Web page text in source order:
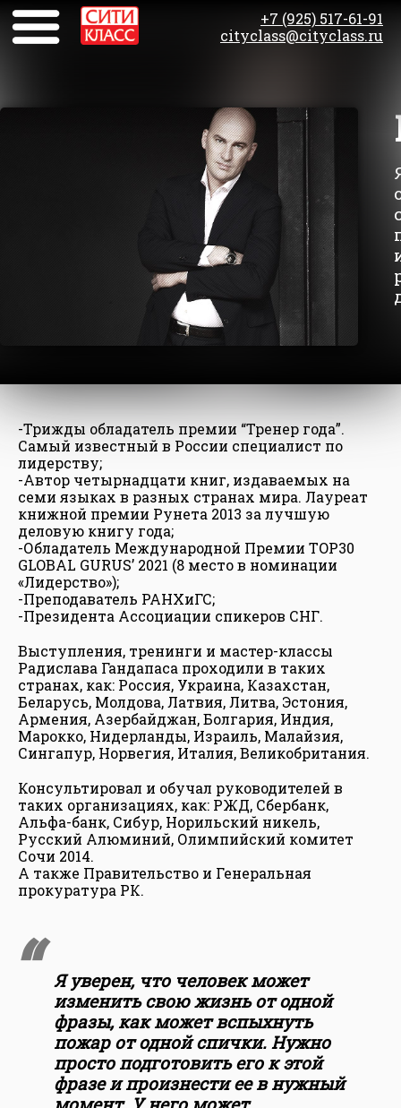
+7 (925) 517-61-91
cityclass@cityclass.ru
-Трижды обладатель премии “Тренер года”.
Самый известный в России специалист по
лидерству;
-Автор четырнадцати книг, издаваемых на
семи языках в разных странах мира. Лауреат
книжной премии Рунета 2013 за лучшую
деловую книгу года;
-Обладатель Международной Премии TOP30
GLOBAL GURUS’ 2021 (8 место в номинации
«Лидерство»);
-Преподаватель РАНХиГС;
-Президента Ассоциации спикеров СНГ.
Выступления, тренинги и мастер-классы
Радислава Гандапаса проходили в таких
странах, как: Россия, Украина, Казахстан,
Беларусь, Молдова, Латвия, Литва, Эстония,
Армения, Азербайджан, Болгария, Индия,
Марокко, Нидерланды, Израиль, Малайзия,
Сингапур, Норвегия, Италия, Великобритания.
Консультировал и обучал руководителей в
таких организациях, как: РЖД, Сбербанк,
Альфа-банк, Сибур, Норильский никель,
Русский Алюминий, Олимпийский комитет
Сочи 2014.
А также Правительство и Генеральная
прокуратура РК.
Я уверен, что человек может
изменить свою жизнь от одной
фразы, как может вспыхнуть
пожар от одной спички. Нужно
просто подготовить его к этой
фразе и произнести ее в нужный